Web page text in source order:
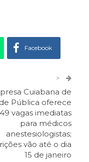
Facebook
Telegram
O email
>
Cuiabana de
Pública oferece
49 vagas imediatas
para médicos
anestesiologistas;
vão até o dia
15 de janeiro